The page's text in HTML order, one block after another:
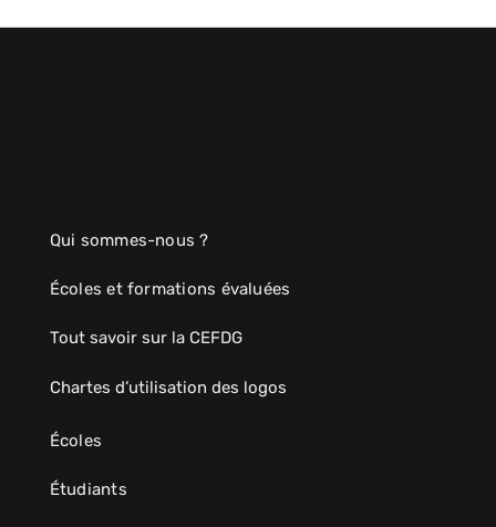
Qui sommes-nous ?
Écoles et formations évaluées
Tout savoir sur la CEFDG
Chartes d’utilisation des logos
Écoles
Étudiants